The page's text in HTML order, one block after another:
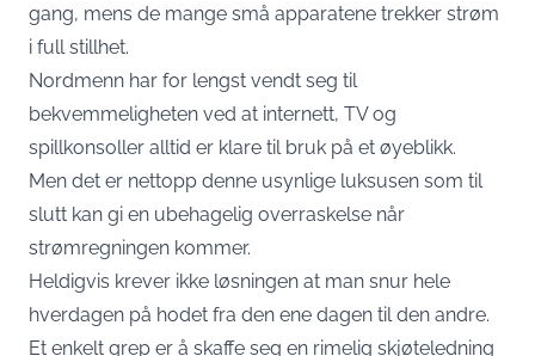
gang, mens de mange små apparatene trekker strøm
i full stillhet.
Nordmenn har for lengst vendt seg til
bekvemmeligheten ved at internett, TV og
spillkonsoller alltid er klare til bruk på et øyeblikk.
Men det er nettopp denne usynlige luksusen som til
slutt kan gi en ubehagelig overraskelse når
strømregningen kommer.
Heldigvis krever ikke løsningen at man snur hele
hverdagen på hodet fra den ene dagen til den andre.
Et enkelt grep er å skaffe seg en rimelig skjøteledning